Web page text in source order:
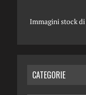
Immagini stock di
CATEGORIE